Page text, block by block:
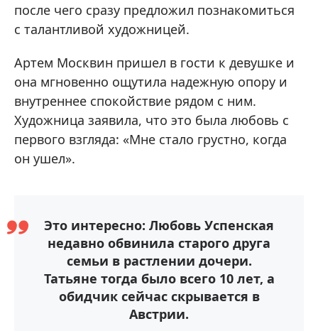
после чего сразу предложил познакомиться
с талантливой художницей.
Артем Москвин пришел в гости к девушке и
она мгновенно ощутила надежную опору и
внутреннее спокойствие рядом с ним.
Художница заявила, что это была любовь с
первого взгляда: «Мне стало грустно, когда
он ушел».
Это интересно: Любовь Успенская
недавно обвинила старого друга
семьи в растлении дочери.
Татьяне тогда было всего 10 лет, а
обидчик сейчас скрывается в
Австрии.